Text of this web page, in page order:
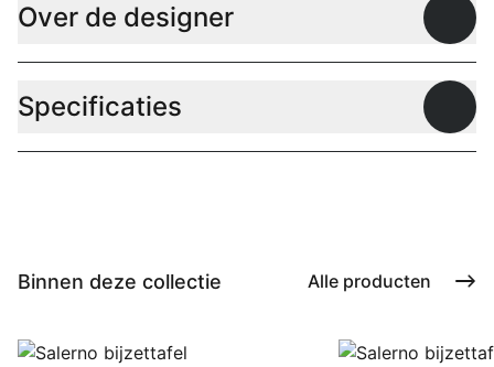
Over de designer
Specificaties
Binnen deze collectie Alle producten